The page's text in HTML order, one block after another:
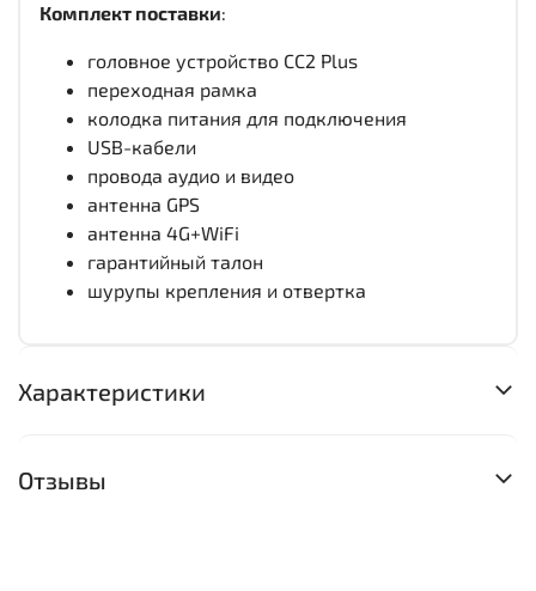
Комплект поставки:
головное устройство CC2 Plus
переходная рамка
колодка питания для подключения
USB-кабели
провода аудио и видео
антенна GPS
антенна 4G+WiFi
гарантийный талон
шурупы крепления и отвертка
Характеристики
Отзывы